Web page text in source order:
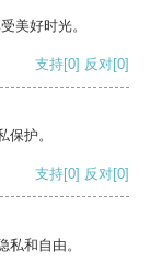
美好时光。
支持[0] 反对[0]
护。
支持[0] 反对[0]
和自由。